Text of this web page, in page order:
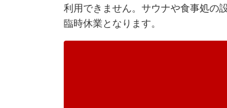
利用できません。サウナや食事処の
臨時休業となります。